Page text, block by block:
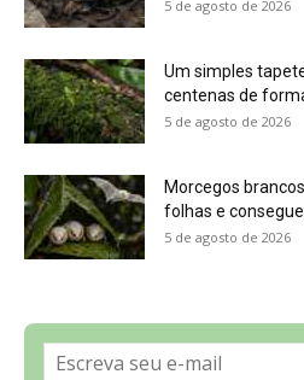
Política de Privacidade, LGPD e RGPD